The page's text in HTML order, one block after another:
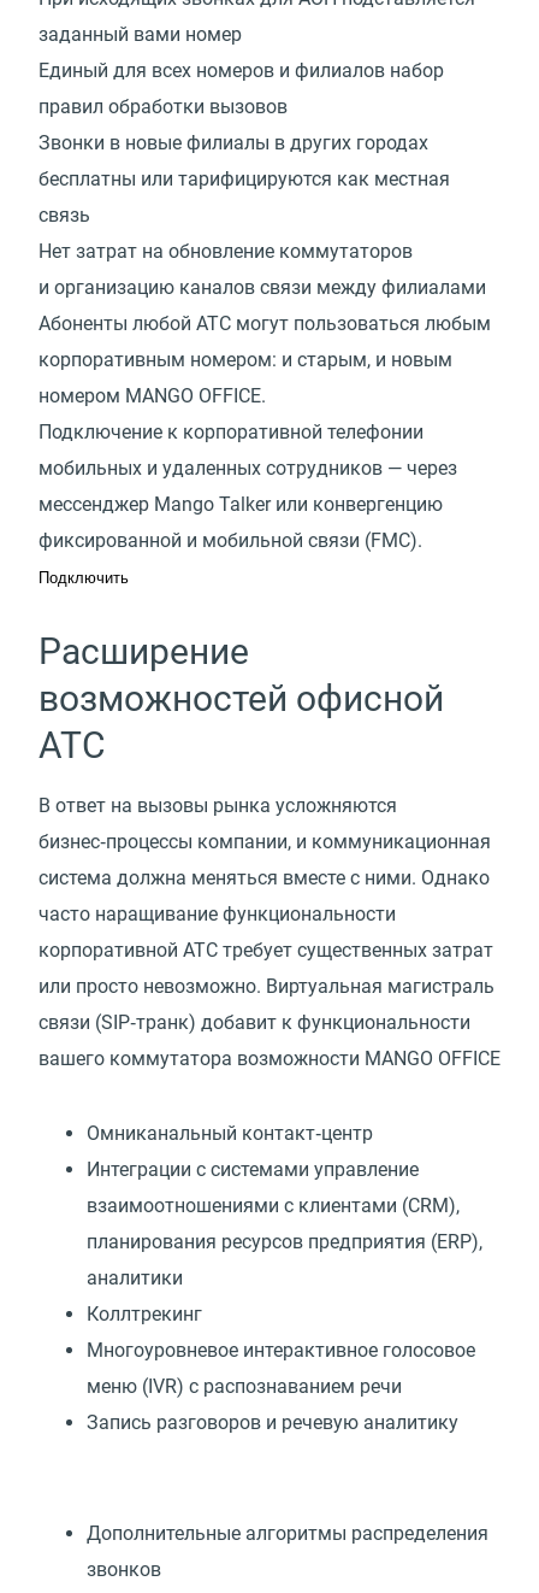
заданный вами номер
Единый для всех номеров и филиалов набор
правил обработки вызовов
Звонки в новые филиалы в других городах
бесплатны или тарифицируются как местная
связь
Нет затрат на обновление коммутаторов
и организацию каналов связи между филиалами
Абоненты любой АТС могут пользоваться любым
корпоративным номером: и старым, и новым
номером MANGO OFFICE.
Подключение к корпоративной телефонии
мобильных и удаленных сотрудников — через
мессенджер Mango Talker или конвергенцию
фиксированной и мобильной связи (FMC).
Подключить
Расширение
возможностей офисной
АТС
В ответ на вызовы рынка усложняются
бизнес‑процессы компании, и коммуникационная
система должна меняться вместе с ними. Однако
часто наращивание функциональности
корпоративной АТС требует существенных затрат
или просто невозможно. Виртуальная магистраль
связи (SIP‑транк) добавит к функциональности
вашего коммутатора возможности MANGO OFFICE
Омниканальный контакт‑центр
Интеграции с системами управление
взаимоотношениями с клиентами (CRM),
планирования ресурсов предприятия (ERP),
аналитики
Коллтрекинг
Многоуровневое интерактивное голосовое
меню ( IVR) с распознаванием речи
Запись разговоров и речевую аналитику
Дополнительные алгоритмы распределения
звонков